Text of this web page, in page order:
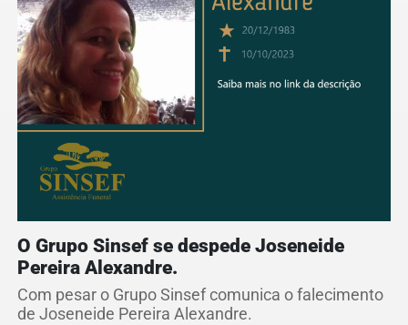
O Grupo Sinsef se despede Joseneide
Pereira Alexandre.
Com pesar o Grupo Sinsef comunica o falecimento
de Joseneide Pereira Alexandre.